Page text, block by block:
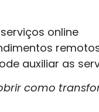
online
auxiliar as
como